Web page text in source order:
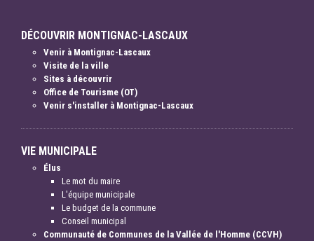
DÉCOUVRIR MONTIGNAC-LASCAUX
Venir à Montignac-Lascaux
Visite de la ville
Sites à découvrir
Office de Tourisme (OT)
Venir s'installer à Montignac-Lascaux
VIE MUNICIPALE
Élus
Le mot du maire
L'équipe municipale
Le budget de la commune
Conseil municipal
Communauté de Communes de la Vallée de l'Homme (CCVH)